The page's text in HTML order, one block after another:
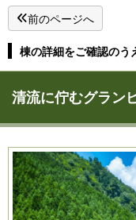
前のページへ
棟の詳細をご確認のう
清流に佇むグラン